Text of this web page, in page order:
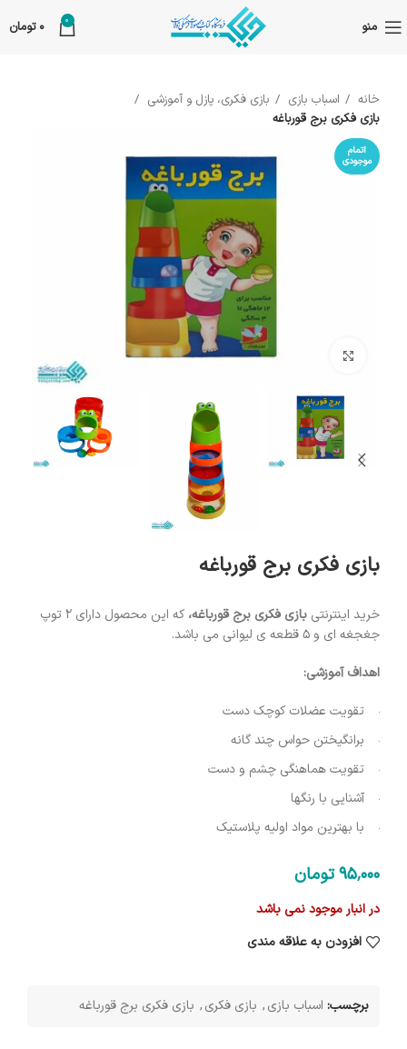
منو 0
0 تومان
خانه اسباب بازی
بازی فکری، پازل و آموزشی
بازی فکری برج قورباغه
اتمام
موجودی
بزرگنمایی تصویر
بازی فکری برج قورباغه
خرید اینترنتی بازی فکری برج قورباغه،
که این محصول دارای 2 توپ
جغجغه ای و 5 قطعه ی لیوانی می باشد.
اهداف آموزشی:
تقویت عضلات کوچک دست
برانگیختن حواس چند گانه
تقویت هماهنگی چشم و دست
آشنایی با رنگها
با بهترین مواد اولیه پلاستیک
95٬000تومان
در انبار موجود نمی باشد
افزودن به علاقه مندی
برچسب: اسباب بازی, بازی فکری, بازی فکری برج قورباغه